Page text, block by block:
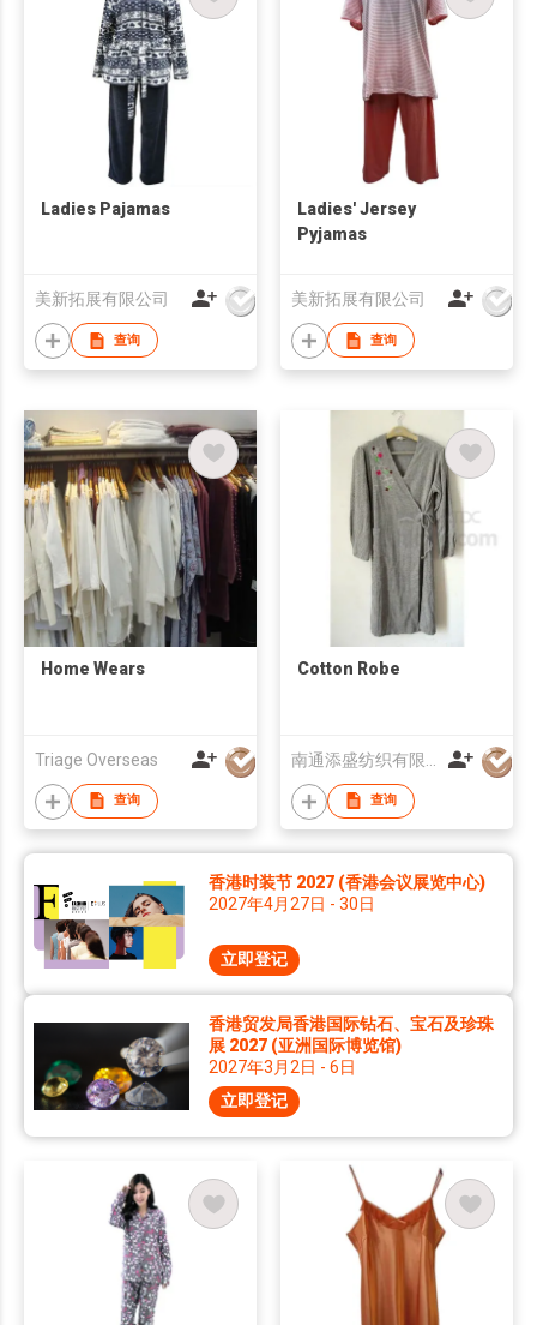
Ladies Pajamas
美新拓展有限公司
查询
Ladies' Jersey
Pyjamas
美新拓展有限公司
查询
Home Wears
Triage Overseas
查询
Cotton Robe
查询
香港时装节 2027 (香港会议展览中心)
2027年4月27日 - 30日
立即登记
香港贸发局香港国际钻石、宝石及珍珠
展 2027 (亚洲国际博览馆)
2027年3月2日 - 6日
立即登记